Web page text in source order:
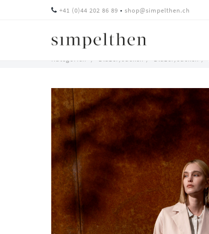
+41 (0)44 202 86 89 • shop@simpelthen.ch
B57
Blazer
Arvid
in
Baumwolle
Kategorien Blazer/Jacken Blazer/Jacken